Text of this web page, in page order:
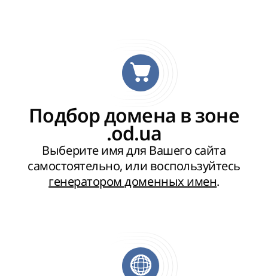
Подбор домена в зоне
.od.ua
Выберите имя для Вашего сайта
самостоятельно, или воспользуйтесь
генератором доменных имен.